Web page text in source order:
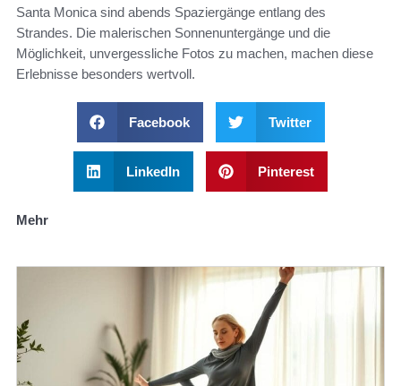
Santa Monica sind abends Spaziergänge entlang des
Strandes. Die malerischen Sonnenuntergänge und die
Möglichkeit, unvergessliche Fotos zu machen, machen diese
Erlebnisse besonders wertvoll.
Facebook Twitter
LinkedIn Pinterest
Mehr